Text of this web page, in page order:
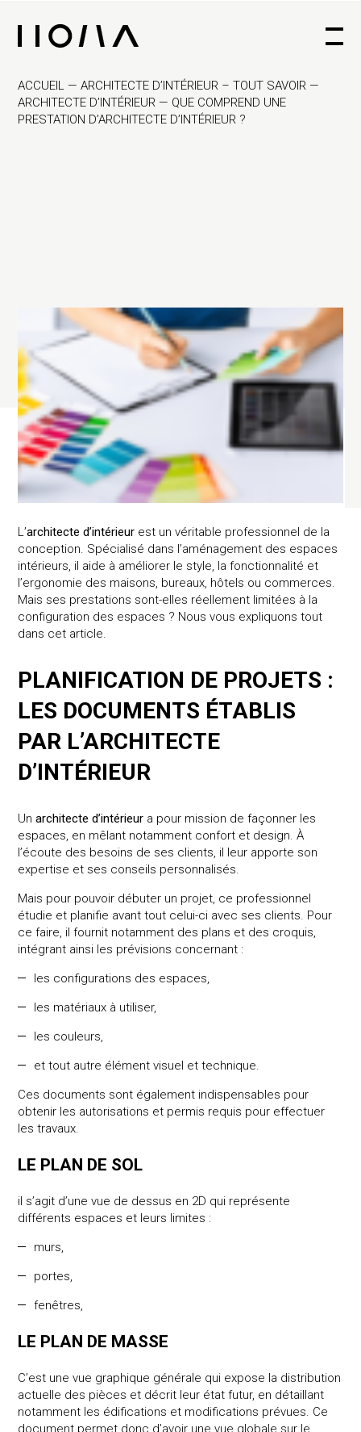
ACCUEIL —ARCHITECTE D’INTÉRIEUR – TOUT SAVOIR —
ARCHITECTE D’INTÉRIEUR — QUE COMPREND UNE
PRESTATION D’ARCHITECTE D’INTÉRIEUR ?
L’architecte d’intérieur est un véritable professionnel de la
conception. Spécialisé dans l’aménagement des espaces
intérieurs, il aide à améliorer le style, la fonctionnalité et
l’ergonomie des maisons, bureaux, hôtels ou commerces.
Mais ses prestations sont-elles réellement limitées à la
configuration des espaces ? Nous vous expliquons tout
dans cet article.
PLANIFICATION DE PROJETS :
LES DOCUMENTS ÉTABLIS
PAR L’ARCHITECTE
D’INTÉRIEUR
Unarchitecte d’intérieur a pour mission de façonner les
espaces, en mêlant notamment confort et design. À
l’écoute des besoins de ses clients, il leur apporte son
expertise et ses conseils personnalisés.
Mais pour pouvoir débuter un projet, ce professionnel
étudie et planifie avant tout celui-ci avec ses clients. Pour
ce faire, il fournit notamment des plans et des croquis,
intégrant ainsi les prévisions concernant :
les configurations des espaces,
les matériaux à utiliser,
les couleurs,
et tout autre élément visuel et technique.
Ces documents sont également indispensables pour
obtenir les autorisations et permis requis pour effectuer
les travaux.
LE PLAN DE SOL
il s’agit d’une vue de dessus en 2D qui représente
différents espaces et leurs limites :
murs,
portes,
fenêtres,
LE PLAN DE MASSE
C’est une vue graphique générale qui expose la distribution
actuelle des pièces et décrit leur état futur, en détaillant
notamment les édifications et modifications prévues. Ce
document permet donc d’avoir une vue globale sur le